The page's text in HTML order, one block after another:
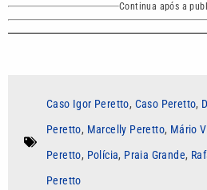
Continua após a
Caso Igor Peretto, Caso Peretto,
Peretto, Marcelly Peretto, Mário
Peretto, Polícia, Praia Grande,
Peretto